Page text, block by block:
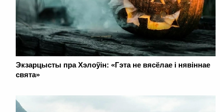
Экзарцысты пра Хэлоўін: «Гэта не вясёлае і нявіннае
свята»